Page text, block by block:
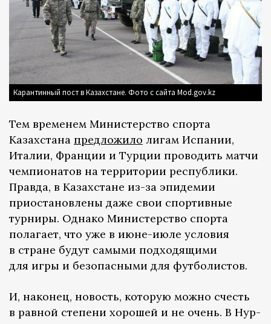
Карантинный пост в Казахстане. Фото с сайта Mod.gov.kz
Тем временем Министерство спорта
Казахстана предложило лигам Испании,
Италии, Франции и Турции проводить матчи
чемпионатов на территории республики.
Правда, в Казахстане из-за эпидемии
приостановлены даже свои спортивные
турниры. Однако Министерство спорта
полагает, что уже в июне-июле условия
в стране будут самыми подходящими
для игры и безопасными для футболистов.
И, наконец, новость, которую можно счесть
в равной степени хорошей и не очень. В Нур-